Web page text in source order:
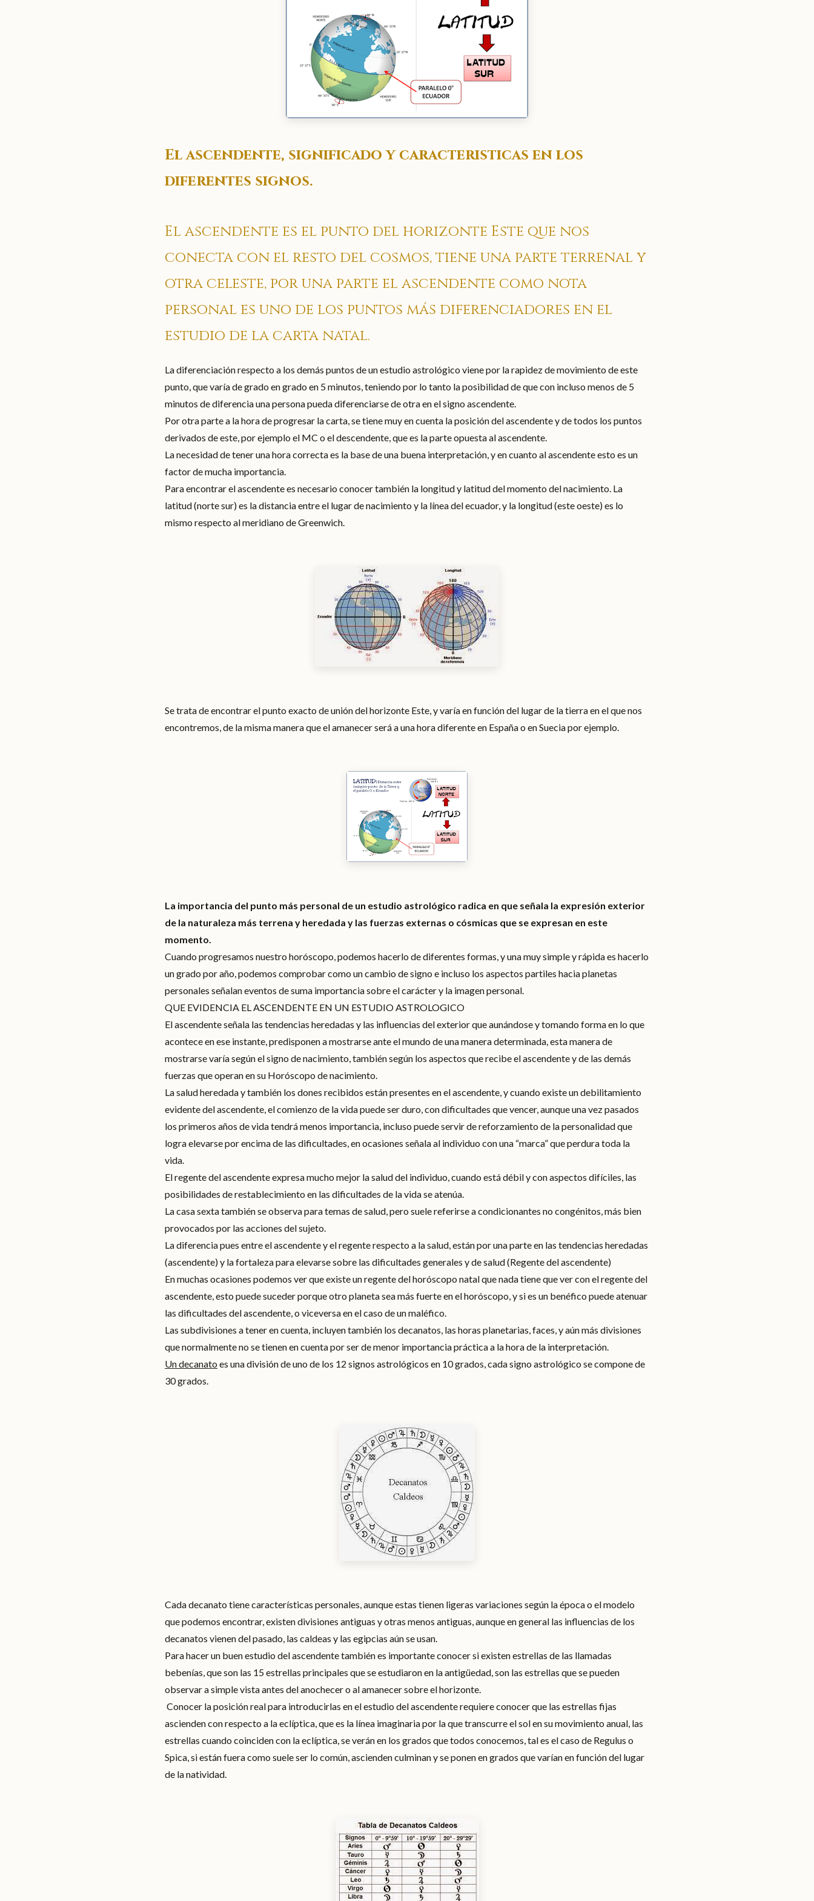
El ascendente, significado y caracteristicas en los
diferentes signos.
El ascendente es el punto del horizonte Este que nos
conecta con el resto del cosmos, tiene una parte terrenal y
otra celeste, por una parte el ascendente como nota
personal es uno de los puntos más diferenciadores en el
estudio de la carta natal.
La diferenciación respecto a los demás puntos de un estudio astrológico viene por la rapidez de movimiento de este
punto, que varía de grado en grado en 5 minutos, teniendo por lo tanto la posibilidad de que con incluso menos de 5
minutos de diferencia una persona pueda diferenciarse de otra en el signo ascendente.
Por otra parte a la hora de progresar la carta, se tiene muy en cuenta la posición del ascendente y de todos los puntos
derivados de este, por ejemplo el MC o el descendente, que es la parte opuesta al ascendente.
La necesidad de tener una hora correcta es la base de una buena interpretación, y en cuanto al ascendente esto es un
factor de mucha importancia.
Para encontrar el ascendente es necesario conocer también la longitud y latitud del momento del nacimiento. La
latitud (norte sur) es la distancia entre el lugar de nacimiento y la línea del ecuador, y la longitud (este oeste) es lo
mismo respecto al meridiano de Greenwich.
Se trata de encontrar el punto exacto de unión del horizonte Este, y varía en función del lugar de la tierra en el que nos
encontremos, de la misma manera que el amanecer será a una hora diferente en España o en Suecia por ejemplo.
La importancia del punto más personal de un estudio astrológico radica en que señala la expresión exterior
de la naturaleza más terrena y heredada y las fuerzas externas o cósmicas que se expresan en este
momento.
Cuando progresamos nuestro horóscopo, podemos hacerlo de diferentes formas, y una muy simple y rápida es hacerlo
un grado por año, podemos comprobar como un cambio de signo e incluso los aspectos partiles hacia planetas
personales señalan eventos de suma importancia sobre el carácter y la imagen personal.
QUE EVIDENCIA EL ASCENDENTE EN UN ESTUDIO ASTROLOGICO
El ascendente señala las tendencias heredadas y las influencias del exterior que aunándose y tomando forma en lo que
acontece en ese instante, predisponen a mostrarse ante el mundo de una manera determinada, esta manera de
mostrarse varía según el signo de nacimiento, también según los aspectos que recibe el ascendente y de las demás
fuerzas que operan en su Horóscopo de nacimiento.
La salud heredada y también los dones recibidos están presentes en el ascendente, y cuando existe un debilitamiento
evidente del ascendente, el comienzo de la vida puede ser duro, con dificultades que vencer, aunque una vez pasados
los primeros años de vida tendrá menos importancia, incluso puede servir de reforzamiento de la personalidad que
logra elevarse por encima de las dificultades, en ocasiones señala al individuo con una “marca” que perdura toda la
vida.
El regente del ascendente expresa mucho mejor la salud del individuo, cuando está débil y con aspectos difíciles, las
posibilidades de restablecimiento en las dificultades de la vida se atenúa.
La casa sexta también se observa para temas de salud, pero suele referirse a condicionantes no congénitos, más bien
provocados por las acciones del sujeto.
La diferencia pues entre el ascendente y el regente respecto a la salud, están por una parte en las tendencias heredadas
(ascendente) y la fortaleza para elevarse sobre las dificultades generales y de salud (Regente del ascendente)
En muchas ocasiones podemos ver que existe un regente del horóscopo natal que nada tiene que ver con el regente del
ascendente, esto puede suceder porque otro planeta sea más fuerte en el horóscopo, y si es un benéfico puede atenuar
las dificultades del ascendente, o viceversa en el caso de un maléfico.
Las subdivisiones a tener en cuenta, incluyen también los decanatos, las horas planetarias, faces, y aún más divisiones
que normalmente no se tienen en cuenta por ser de menor importancia práctica a la hora de la interpretación.
Un decanato es una división de uno de los 12 signos astrológicos en 10 grados, cada signo astrológico se compone de
30 grados.
Cada decanato tiene características personales, aunque estas tienen ligeras variaciones según la época o el modelo
que podemos encontrar, existen divisiones antiguas y otras menos antiguas, aunque en general las influencias de los
decanatos vienen del pasado, las caldeas y las egipcias aún se usan.
Para hacer un buen estudio del ascendente también es importante conocer si existen estrellas de las llamadas
bebenías, que son las 15 estrellas principales que se estudiaron en la antigüedad, son las estrellas que se pueden
observar a simple vista antes del anochecer o al amanecer sobre el horizonte.
Conocer la posición real para introducirlas en el estudio del ascendente requiere conocer que las estrellas fijas
ascienden con respecto a la eclíptica, que es la línea imaginaria por la que transcurre el sol en su movimiento anual, las
estrellas cuando coinciden con la eclíptica, se verán en los grados que todos conocemos, tal es el caso de Regulus o
Spica, si están fuera como suele ser lo común, ascienden culminan y se ponen en grados que varían en función del lugar
de la natividad.